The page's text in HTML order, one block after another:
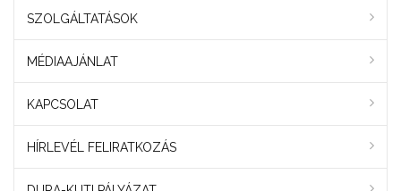
SZOLGÁLTATÁSOK
MÉDIAAJÁNLAT
KAPCSOLAT
HÍRLEVÉL FELIRATKOZÁS